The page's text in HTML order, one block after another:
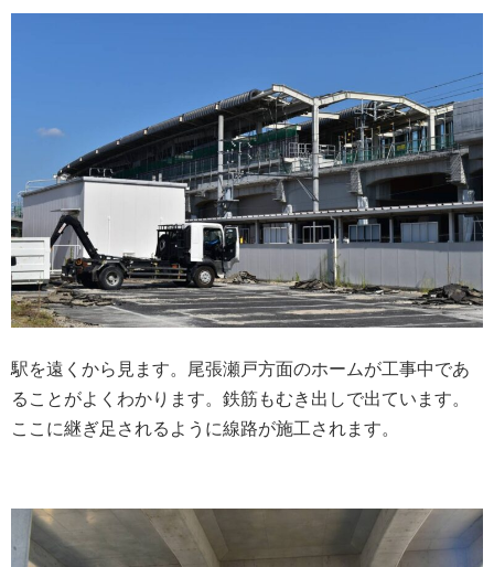
駅を遠くから見ます。尾張瀬戸方面のホームが工事中であ
ることがよくわかります。鉄筋もむき出しで出ています。
ここに継ぎ足されるように線路が施工されます。